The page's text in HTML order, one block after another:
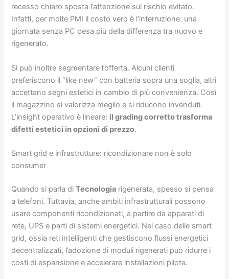
recesso chiaro sposta l’attenzione sul rischio evitato.
Infatti, per molte PMI il costo vero è l’interruzione: una
giornata senza PC pesa più della differenza tra nuovo e
rigenerato.
Si può inoltre segmentare l’offerta. Alcuni clienti
preferiscono il “like new” con batteria sopra una soglia, altri
accettano segni estetici in cambio di più convenienza. Così
il magazzino si valorizza meglio e si riducono invenduti.
L’insight operativo è lineare: il grading corretto trasforma
difetti estetici in opzioni di prezzo.
Smart grid e infrastrutture: ricondizionare non è solo
consumer
Quando si parla diTecnologia rigenerata, spesso si pensa
a telefoni. Tuttavia, anche ambiti infrastrutturali possono
usare componenti ricondizionati, a partire da apparati di
rete, UPS e parti di sistemi energetici. Nel caso delle smart
grid, ossia reti intelligenti che gestiscono flussi energetici
decentralizzati, l’adozione di moduli rigenerati può ridurre i
costi di espansione e accelerare installazioni pilota.